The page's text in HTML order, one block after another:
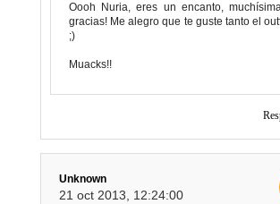
Oooh Nuria, eres un encanto,
gracias! Me alegro que te guste tanto el
;)
Muacks!!
Unknown
21 oct 2013, 12:24:00